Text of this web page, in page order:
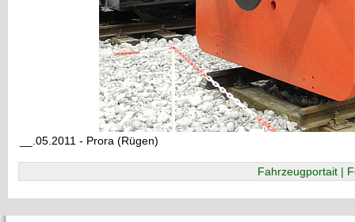
__.05.2011 - Prora (Rügen)
Fahrzeugportait |